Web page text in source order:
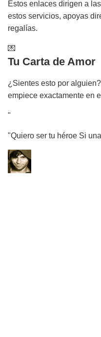
Estos enlaces dirigen a
estos servicios, apoyas
regalías.
💌
Tu Carta de Amor
¿Sientes esto por
empiece exactamente en
"
"Quiero ser tu héroe Si